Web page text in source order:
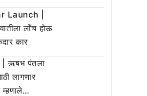
Launch |
लाँच होऊ
कार
ऋषभ पंतला
लागणार
म्हणाले…